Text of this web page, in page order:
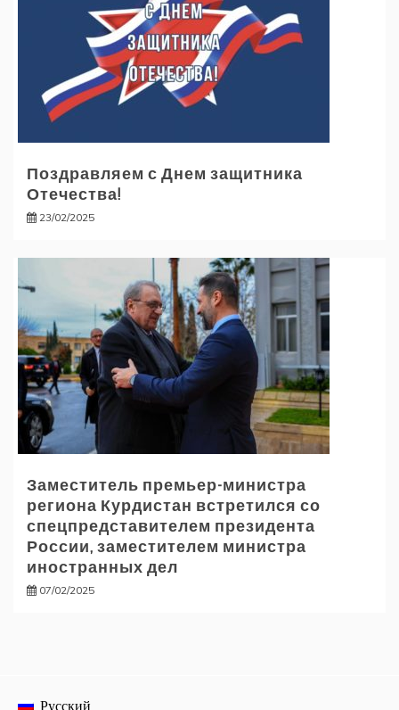
Поздравляем с Днем защитника
Отечества!
23/02/2025
Заместитель премьер-министра
региона Курдистан встретился со
спецпредставителем президента
России, заместителем министра
иностранных дел
07/02/2025
Русский